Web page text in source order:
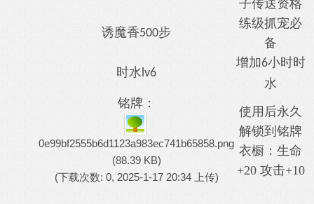
子传送资格
诱魔香500步
练级抓宠必
备
时水lv6
增加6小时时
水
铭牌：
0e99bf2555b6d1123a983ec741b65858.png
(88.39 KB)
(下载次数: 0, 2025-1-17 20:34 上传)
使用后永久
解锁到铭牌
衣橱：生命
+20 攻击+10